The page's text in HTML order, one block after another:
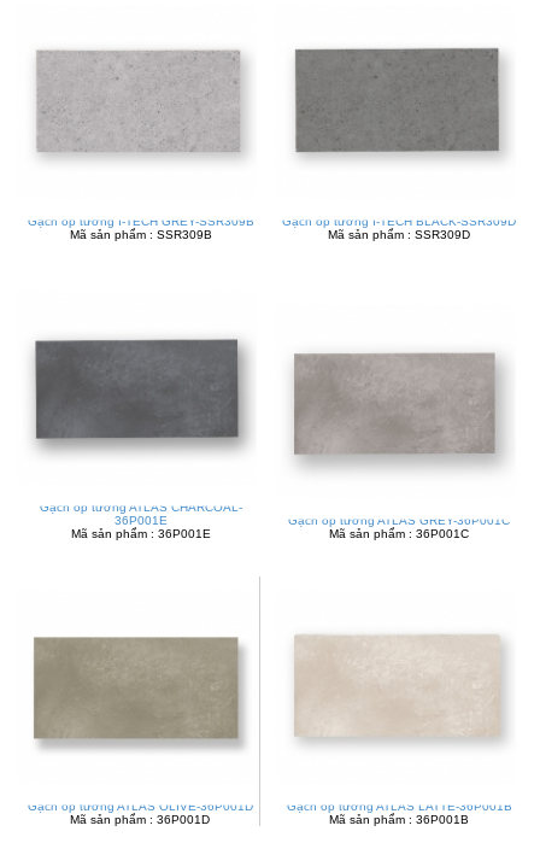
Gạch ốp tường I-TECH GREY-SSR309B
Mã sản phẩm : SSR309B
Gạch ốp tường I-TECH BLACK-SSR309D
Mã sản phẩm : SSR309D
Gạch ốp tường ATLAS CHARCOAL-
36P001E
Mã sản phẩm : 36P001E
Gạch ốp tường ATLAS GREY-36P001C
Mã sản phẩm : 36P001C
Gạch ốp tường ATLAS OLIVE-36P001D
Mã sản phẩm : 36P001D
Gạch ốp tường ATLAS LATTE-36P001B
Mã sản phẩm : 36P001B